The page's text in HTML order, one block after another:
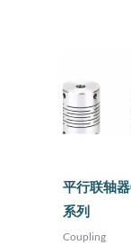
平行联轴
系列
Coupling